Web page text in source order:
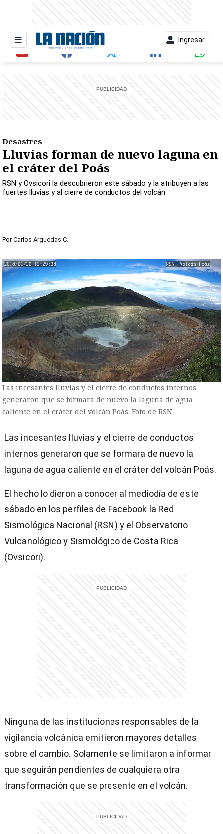
Ingresar
Desastres
Lluvias forman de nuevo laguna en
el cráter del Poás
RSN y Ovsicori la descubrieron este sábado y la atribuyen a las
fuertes lluvias y al cierre de conductos del volcán
Por Carlos Arguedas C.
Las incesantes lluvias y el cierre de conductos internos
generaron que se formara de nuevo la laguna de agua
caliente en el cráter del volcán Poás. Foto de RSN
Las incesantes lluvias y el cierre de conductos
internos generaron que se formara de nuevo la
laguna de agua caliente en el cráter del volcán Poás.
El hecho lo dieron a conocer al mediodía de este
sábado en los perfiles de Facebook la Red
Sismológica Nacional (RSN) y el Observatorio
Vulcanológico y Sismológico de Costa Rica
(Ovsicori).
Ninguna de las instituciones responsables de la
vigilancia volcánica emitieron mayores detalles
sobre el cambio. Solamente se limitaron a informar
que seguirán pendientes de cualquiera otra
transformación que se presente en el volcán.